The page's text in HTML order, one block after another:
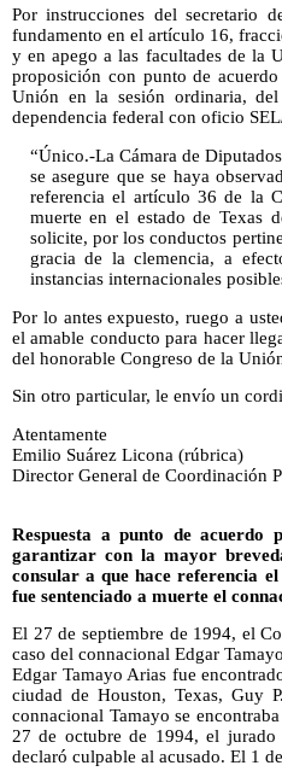
Por instrucciones del secretario
fundamento en el artículo 16,
y en apego a las facultades de la
proposición con punto de
Unión en la sesión ordinaria,
dependencia federal con oficio
“Único.-La Cámara de
se asegure que se haya
referencia el artículo 36 de la
muerte en el estado de Texas
solicite, por los conductos
gracia de la clemencia, a
instancias internacionales
Por lo antes expuesto, ruego a
el amable conducto para hacer
del honorable Congreso de la
Sin otro particular, le envío un
Atentamente
Emilio Suárez Licona (rúbrica)
Director General de Coordinación
Respuesta a punto de
garantizar con la mayor
consular a que hace referencia
fue sentenciado a muerte el
El 27 de septiembre de 1994, el
caso del connacional Edgar
Edgar Tamayo Arias fue
ciudad de Houston, Texas, Guy
connacional Tamayo se
27 de octubre de 1994, el
declaró culpable al acusado. El 1